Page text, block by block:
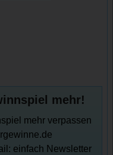
mehr!
mehr verpassen
einfach Newsletter